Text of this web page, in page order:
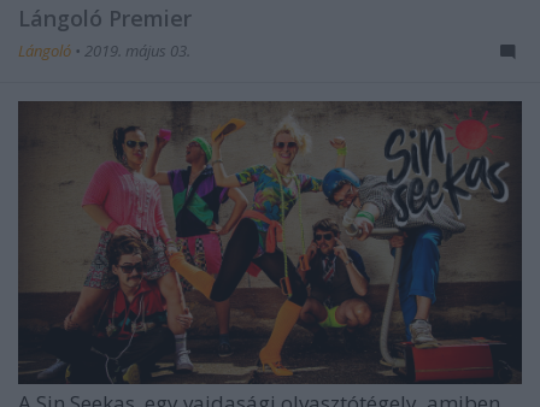
Lángoló Premier
Lángoló • 2019. május 03.